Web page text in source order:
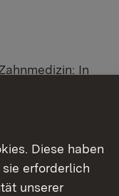
In
Schritt-für-
Studium.
Diese haben
erforderlich
unserer